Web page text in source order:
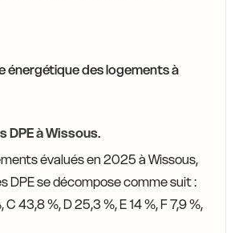
énergétique des logements à
DPE à Wissous.
évalués en 2025 à Wissous,
DPE se décompose comme suit :
C 43,8 %, D 25,3 %, E 14 %, F 7,9 %,